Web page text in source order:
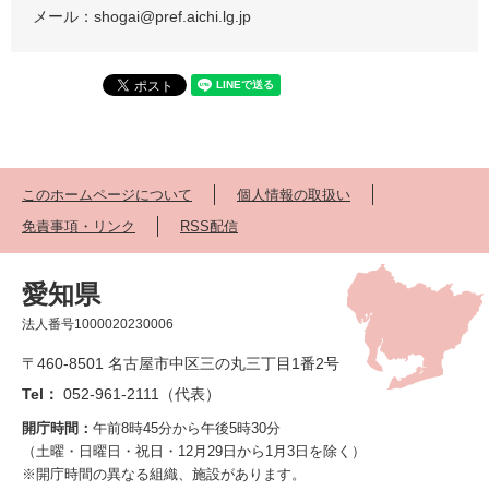
メール：shogai@pref.aichi.lg.jp
このホームページについて
個人情報の取扱い
免責事項・リンク
RSS配信
愛知県
法人番号1000020230006
〒460-8501 名古屋市中区三の丸三丁目1番2号
Tel： 052-961-2111（代表）
開庁時間： 午前8時45分から午後5時30分
（土曜・日曜日・祝日・12月29日から1月3日を除く）
※開庁時間の異なる組織、施設があります。